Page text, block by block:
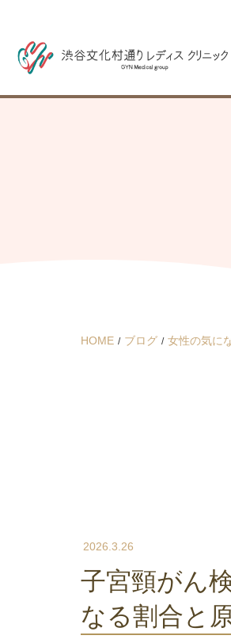
HOME ブログ 女性の気に
2026.3.26
子宮頸がん検診でひっかかる確率は？要精密検査に
なる割合と